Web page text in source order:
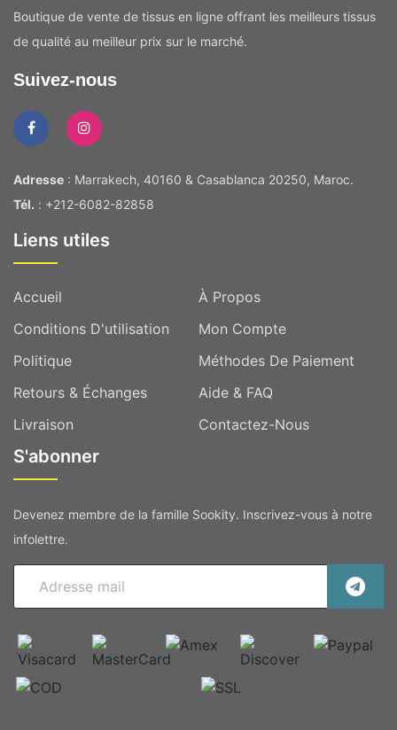
Boutique de vente de tissus en ligne offrant les meilleurs tissus
de qualité au meilleur prix sur le marché.
Suivez-nous
Adresse : Marrakech, 40160 & Casablanca 20250, Maroc.
Tél. : +212-6082-82858
Liens utiles
Accueil
À Propos
Conditions D'utilisation
Mon Compte
Politique
Méthodes De Paiement
Retours & Échanges
Aide & FAQ
Livraison
Contactez-Nous
S'abonner
Devenez membre de la famille Sookity. Inscrivez-vous à notre
infolettre.